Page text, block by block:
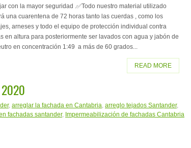
con la mayor seguridad .✅Todo nuestro material utilizado
una cuarentena de 72 horas tanto las cuerdas , como los
arneses y todo el equipo de protección individual contra
en altura para posteriormente ser lavados con agua y jabón de
en concentración 1:49 a más de 60 grados...
READ MORE
, arreglar la fachada en Cantabria, arreglo tejados Santander,
fachadas santander, Impermeabilización de fachadas Cantabria